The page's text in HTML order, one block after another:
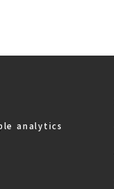
analytics